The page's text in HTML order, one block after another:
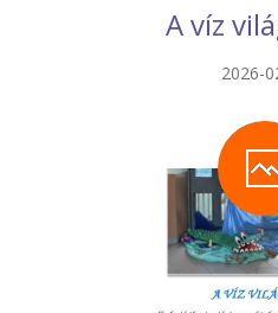
--
Facebook
A víz
2026-